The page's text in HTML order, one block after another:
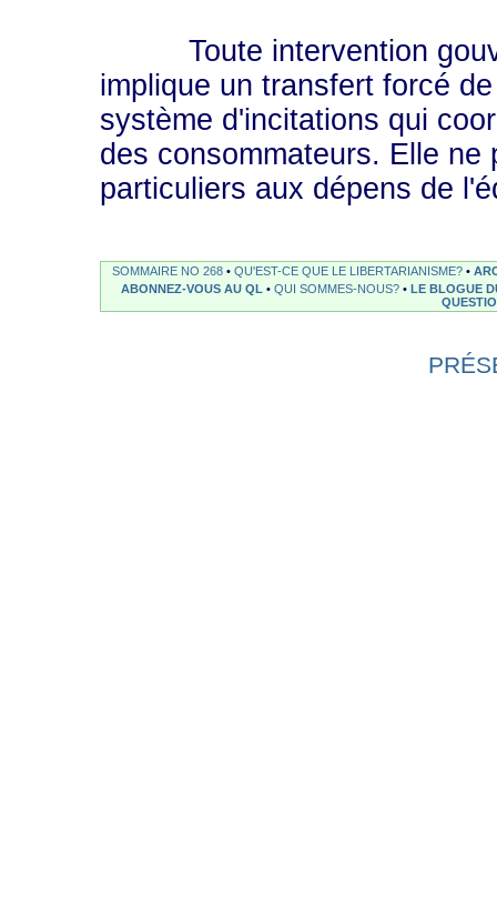
Toute intervention
implique un transfert forcé
système d'incitations qui
des consommateurs. Elle
particuliers aux dépens de
SOMMAIRE NO 268 • QU'EST-CE QUE LE LIBERTARIANISME? •
ABONNEZ-VOUS AU QL • QUI SOMMES-NOUS? • LE BLOGUE